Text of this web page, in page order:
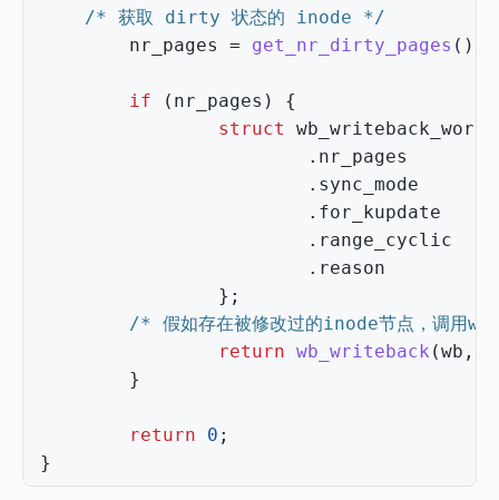
/* 获取 dirty 状态的 inode */
nr_pages
= get_nr_dirty_pages ();
if ( nr_pages )
{
struct
wb_writeback_work
. nr_pages
. sync_mode
. for_kupdate
. range_cyclic
. reason
};
/* 假如存在被修改过的inode节点，调
return wb_writeback (wb ,
}
return 0 ;
}